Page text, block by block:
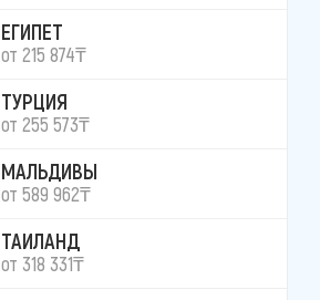
ЕГИПЕТ
от 215 874₸
ТУРЦИЯ
от 255 573₸
МАЛЬДИВЫ
от 589 962₸
ТАИЛАНД
от 318 331₸